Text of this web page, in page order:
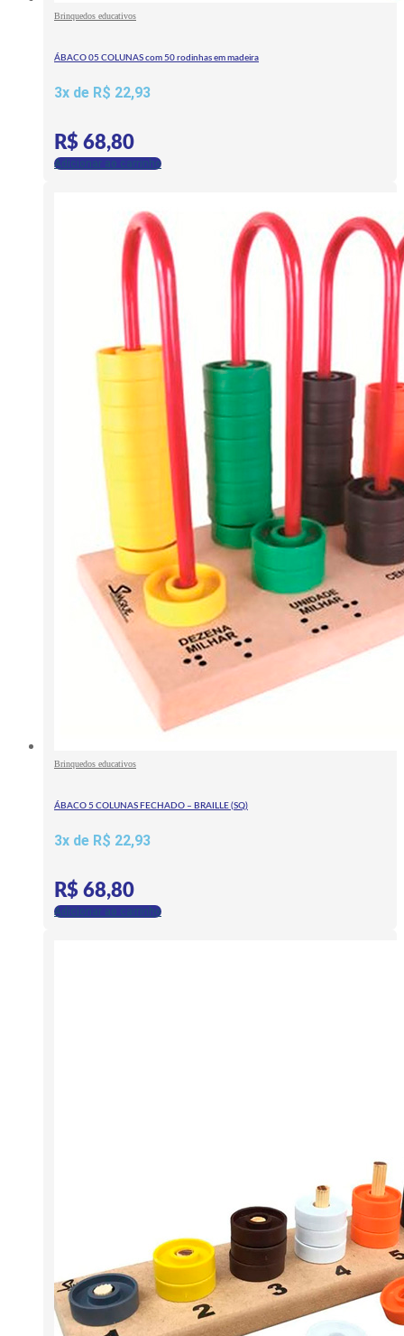
Brinquedos educativos
ÁBACO 05 COLUNAS com 50 rodinhas em madeira
3x de R$ 22,93
R$ 68,80
Adicionar ao carrinho
Brinquedos educativos
ÁBACO 5 COLUNAS FECHADO – BRAILLE (SQ)
3x de R$ 22,93
R$ 68,80
Adicionar ao carrinho